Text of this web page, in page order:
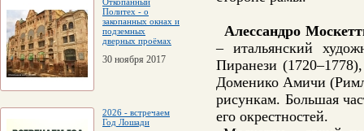
Политех - о
закопанных окнах и
подземных
дверных проёмах
30 ноября 2017
2026 - встречаем
Год Лошади
Алессандро
– итальянский
Пиранези (1720–1778),
Доменико Амичи
рисункам. Большая
его окрестностей.